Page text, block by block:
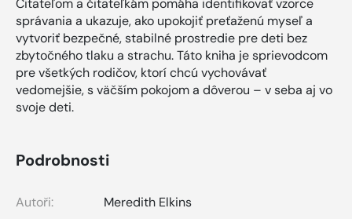
Čitateľom a čitateľkám pomáha identifikovať vzorce
správania a ukazuje, ako upokojiť preťaženú myseľ a
vytvoriť bezpečné, stabilné prostredie pre deti bez
zbytočného tlaku a strachu. Táto kniha je sprievodcom
pre všetkých rodičov, ktorí chcú vychovávať
vedomejšie, s väčším pokojom a dôverou – v seba aj vo
svoje deti.
Podrobnosti
Autoři:
Meredith Elkins